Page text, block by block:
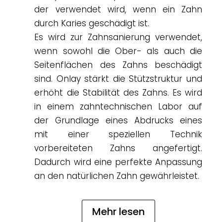
der verwendet wird, wenn ein Zahn
durch Karies geschädigt ist.
Es wird zur Zahnsanierung verwendet,
wenn sowohl die Ober- als auch die
Seitenflächen des Zahns beschädigt
sind. Onlay stärkt die Stützstruktur und
erhöht die Stabilität des Zahns. Es wird
in einem zahntechnischen Labor auf
der Grundlage eines Abdrucks eines
mit einer speziellen Technik
vorbereiteten Zahns angefertigt.
Dadurch wird eine perfekte Anpassung
an den natürlichen Zahn gewährleistet.
Mehr lesen